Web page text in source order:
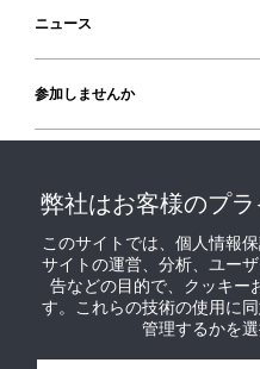
ニュース
参加しませんか
弊社はお客様のプ
このサイトでは、個人情報
サイトの運営、分析、ユー
告などの目的で、クッキー
す。これらの技術の使用に
管理するかを選